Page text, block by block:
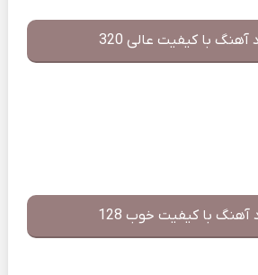
آهنگ با کیفیت عالی 320
آهنگ با کیفیت خوب 128